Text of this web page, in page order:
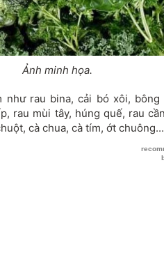
Ảnh minh họa.
như rau bina, cải bó xôi,
rau mùi tây, húng quế, rau
cà chua, cà tím, ớt chuông...